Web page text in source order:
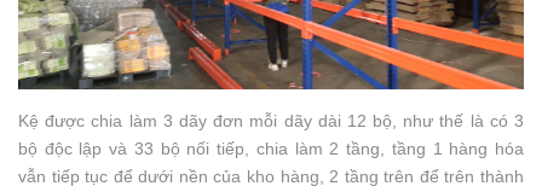
Kệ được chia làm 3 dãy đơn mỗi dãy dài 12 bộ, như thế là có 3
bộ độc lập và 33 bộ nối tiếp, chia làm 2 tầng, tầng 1 hàng hóa
vẫn tiếp tục để dưới nền của kho hàng, 2 tầng trên để trên thành